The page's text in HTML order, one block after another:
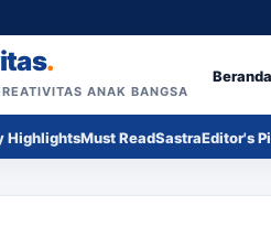
.
ANAK BANGSA
Beranda
HighlightsMust ReadSastraEditor's